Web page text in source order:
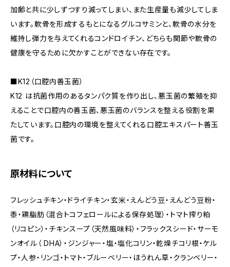
加齢と共に少しずつすり減ってしまい、また生産量も減少してしま
います。軟骨を形成するもとになるグルコサミンと、軟骨の水分を
維持し弾力を与えてくれるコンドロイチン、どちらも関節や軟骨の
健康を守るために欠かすことができない存在です。
■K12（口腔内善玉菌）
K12 は抗菌作用のあるタンパク質を作り出し、悪玉菌の繁殖を抑
えることで口腔内の善玉菌、悪玉菌のバランスを整える役割を果
たしています。口腔内の環境を整えてくれる口腔エキスパート善玉
菌です。
原材料について
フレッシュチキン・ドライチキン・玄米・えんどう豆・えんどう豆粉・
黍・鶏脂肪（混合トコフェロールによる保存処理）・トマト搾り粕
（リコピン）・チキンスープ（天然風味料）・フラックスシード・サーモ
ンオイル（ DHA）・ジンジャー・塩・塩化コリン・乾燥チコリ根・ケル
プ・人参・リンゴ・トマト・ブルーベリー・ほうれん草・クランベリー・